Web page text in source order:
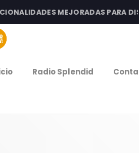
MEJORADAS PARA
Radio Splendid